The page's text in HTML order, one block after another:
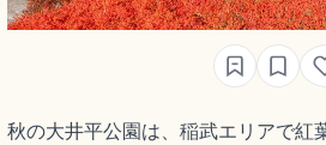
秋の大井平公園は、稲武エリアで紅